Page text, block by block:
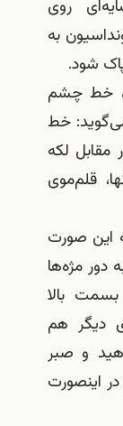
روی
به
شود.
خط چشم
:خط
مقابل لکه
قلم‌موی
این صورت
دور مژه‌ها
بالا
دیگر هم
و صبر
اینصورت